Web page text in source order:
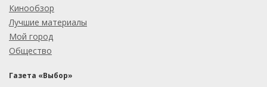
Кинообзор
Лучшие материалы
Мой город
Общество
Газета «Выбор»